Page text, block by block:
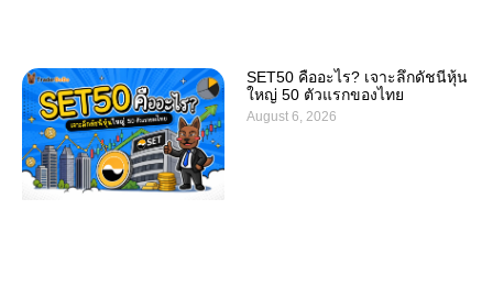
SET50 คืออะไร? เจาะลึกดัชนีหุ้น
ใหญ่ 50 ตัวแรกของไทย
August 6, 2026